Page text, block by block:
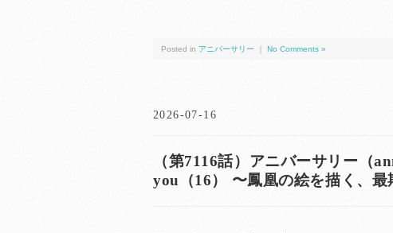
Posted in アニバーサリー No Comments »
2026-07-16
（第7116話）アニバーサリー
you（16） 〜鳳凰の絵を描く、最